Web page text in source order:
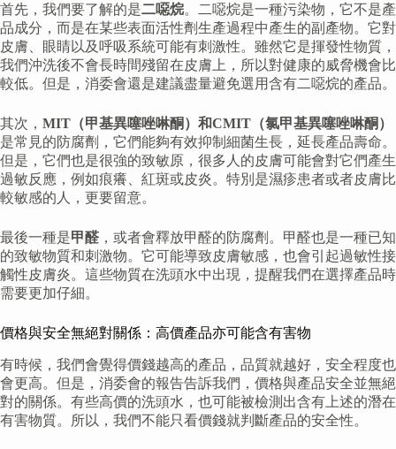
首先，我們要了解的是二噁烷。二噁烷是一種污染物，它不是產
品成分，而是在某些表面活性劑生產過程中產生的副產物。它對
皮膚、眼睛以及呼吸系統可能有刺激性。雖然它是揮發性物質，
我們沖洗後不會長時間殘留在皮膚上，所以對健康的威脅機會比
較低。但是，消委會還是建議盡量避免選用含有二噁烷的產品。
其次， MIT（甲基異噻唑啉酮）和CMIT（氯甲基異噻唑啉酮）
是常見的防腐劑，它們能夠有效抑制細菌生長，延長產品壽命。
但是，它們也是很強的致敏原，很多人的皮膚可能會對它們產生
過敏反應，例如痕癢、紅斑或皮炎。特別是濕疹患者或者皮膚比
較敏感的人，更要留意。
最後一種是甲醛 ，或者會釋放甲醛的防腐劑。甲醛也是一種已知
的致敏物質和刺激物。它可能導致皮膚敏感，也會引起過敏性接
觸性皮膚炎。這些物質在洗頭水中出現，提醒我們在選擇產品時
需要更加仔細。
價格與安全無絕對關係：高價產品亦可能含有害物
有時候，我們會覺得價錢越高的產品，品質就越好，安全程度也
會更高。但是，消委會的報告告訴我們，價格與產品安全並無絕
對的關係。有些高價的洗頭水，也可能被檢測出含有上述的潛在
有害物質。所以，我們不能只看價錢就判斷產品的安全性。